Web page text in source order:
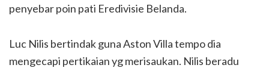
penyebar poin pati Eredivisie Belanda.
Luc Nilis bertindak guna Aston Villa tempo dia
mengecapi pertikaian yg merisaukan. Nilis beradu